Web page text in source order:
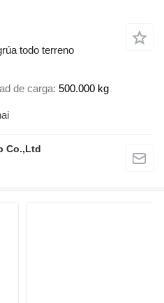
todo terreno
de carga 500.000 kg
Co.,Ltd